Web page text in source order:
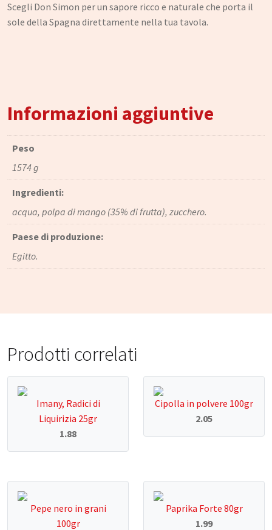
Incensi e diffusori
Causa Palestinese
Macelleria
Ingrosso
Chi siamo
Contatti
Scegli Don Simon per un sapore ricco e naturale che porta il
sole della Spagna direttamente nella tua tavola.
Informazioni aggiuntive
Peso
1574 g
Ingredienti:
acqua, polpa di mango (35% di frutta), zucchero.
Paese di produzione:
Egitto.
Prodotti correlati
Imany, Radici di
Liquirizia 25gr
1.88
Cipolla in polvere 100gr
2.05
Pepe nero in grani
100gr
Paprika Forte 80gr
1.99